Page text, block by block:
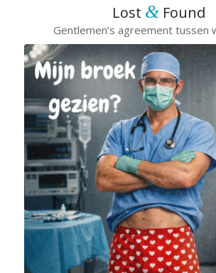
Lost & Found
Gentlemen’s agreement tussen